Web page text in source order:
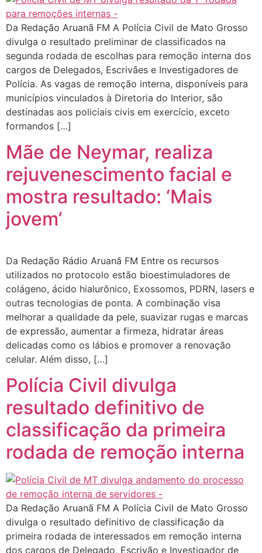
Da Redação Aruanã FM A Polícia Civil de Mato Grosso
divulga o resultado preliminar de classificados na
segunda rodada de escolhas para remoção interna dos
cargos de Delegados, Escrivães e Investigadores de
Polícia. As vagas de remoção interna, disponíveis para
municípios vinculados à Diretoria do Interior, são
destinadas aos policiais civis em exercício, exceto
formandos […]
Mãe de Neymar, realiza
rejuvenescimento facial e
mostra resultado: ‘Mais
jovem’
Da Redação Rádio Aruanã FM Entre os recursos
utilizados no protocolo estão bioestimuladores de
colágeno, ácido hialurônico, Exossomos, PDRN, lasers e
outras tecnologias de ponta. A combinação visa
melhorar a qualidade da pele, suavizar rugas e marcas
de expressão, aumentar a firmeza, hidratar áreas
delicadas como os lábios e promover a renovação
celular. Além disso, […]
Polícia Civil divulga
resultado definitivo de
classificação da primeira
rodada de remoção interna
Da Redação Aruanã FM A Polícia Civil de Mato Grosso
divulga o resultado definitivo de classificação da
primeira rodada de interessados em remoção interna
dos cargos de Delegado, Escrivão e Investigador de